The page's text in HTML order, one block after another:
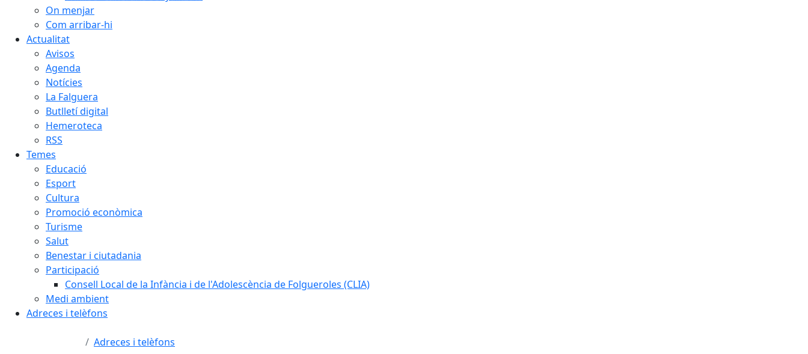
On menjar
Com arribar-hi
Actualitat
Avisos
Agenda
Notícies
La Falguera
Butlletí digital
Hemeroteca
RSS
Temes
Educació
Esport
Cultura
Promoció econòmica
Turisme
Salut
Benestar i ciutadania
Participació
Consell Local de la Infància i de l'Adolescència de Folgueroles (CLIA)
Medi ambient
Adreces i telèfons
Adreces i telèfons